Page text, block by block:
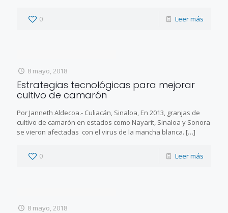
0 Leer más
8 mayo, 2018
Estrategias tecnológicas para mejorar
cultivo de camarón
Por Janneth Aldecoa.- Culiacán, Sinaloa, En 2013, granjas de
cultivo de camarón en estados como Nayarit, Sinaloa y Sonora
se vieron afectadas con el virus de la mancha blanca. […]
0 Leer más
8 mayo, 2018